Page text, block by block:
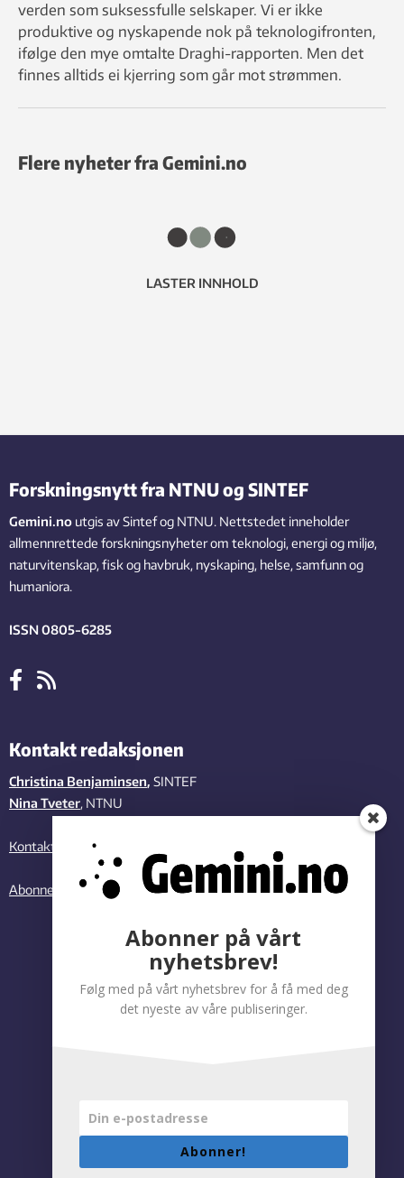
verden som suksessfulle selskaper. Vi er ikke
produktive og nyskapende nok på teknologifronten,
ifølge den mye omtalte Draghi-rapporten. Men det
finnes alltids ei kjerring som går mot strømmen.
Flere nyheter fra Gemini.no
LASTER INNHOLD
Forskningsnytt fra NTNU og SINTEF
Gemini.no utgis av Sintef og NTNU. Nettstedet inneholder
allmennrettede forskningsnyheter om teknologi, energi og miljø,
naturvitenskap, fisk og havbruk, nyskaping, helse, samfunn og
humaniora.
ISSN 0805-6285
Kontakt redaksjonen
Christina Benjaminsen, SINTEF
Nina Tveter, NTNU
Kontakt oss
Abonner på vårt nyhetsbrev
Personvernregler|Tilgjengelighetserklæring
Abonner på vårt
nyhetsbrev!
Følg med på vårt nyhetsbrev for å få med deg
det nyeste av våre publiseringer.
Abonner!